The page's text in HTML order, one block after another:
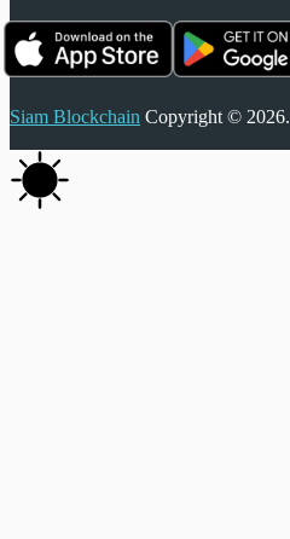
Siam Blockchain Copyright © 2026.